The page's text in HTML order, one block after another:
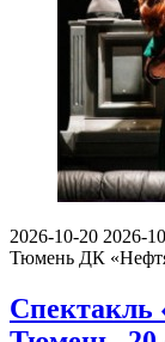
2026-10-20 2026-
Тюмень ДК
Спектакль